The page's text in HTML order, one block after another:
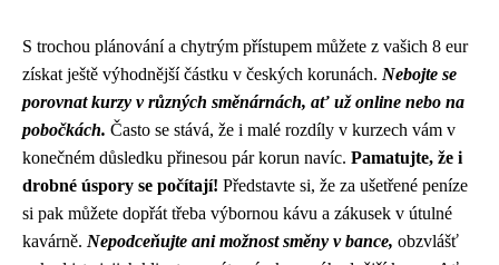
S trochou plánování a chytrým přístupem můžete z vašich 8 eur
získat ještě výhodnější částku v českých korunách. Nebojte se
porovnat kurzy v různých směnárnách, ať už online nebo na
pobočkách. Často se stává, že i malé rozdíly v kurzech vám v
konečném důsledku přinesou pár korun navíc. Pamatujte, že i
drobné úspory se počítají! Představte si, že za ušetřené peníze
si pak můžete dopřát třeba výbornou kávu a zákusek v útulné
kavárně. Nepodceňujte ani možnost směny v bance, obzvlášť